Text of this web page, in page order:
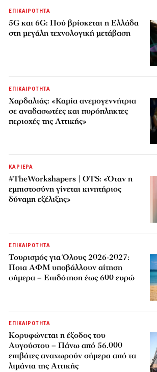
ΕΠΙΚΑΙΡΟΤΗΤΑ
5G και 6G: Πού βρίσκεται η Ελλάδα
στη μεγάλη τεχνολογική μετάβαση
ΕΠΙΚΑΙΡΟΤΗΤΑ
Χαρδαλιάς: «Καμία ανεμογεννήτρια
σε αναδασωτέες και πυρόπληκτες
περιοχές της Αττικής»
ΚΑΡΙΕΡΑ
#TheWorkshapers | OTS: «Όταν η
εμπιστοσύνη γίνεται κινητήριος
δύναμη εξέλιξης»
ΕΠΙΚΑΙΡΟΤΗΤΑ
Τουρισμός για Όλους 2026-2027:
Ποια ΑΦΜ υποβάλλουν αίτηση
σήμερα – Επιδότηση έως 600 ευρώ
ΕΠΙΚΑΙΡΟΤΗΤΑ
Κορυφώνεται η έξοδος του
Αυγούστου – Πάνω από 56.000
επιβάτες αναχωρούν σήμερα από τα
λιμάνια της Αττικής